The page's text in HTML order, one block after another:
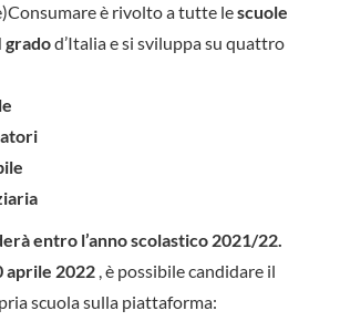
è rivolto a tutte lescuole
gradod’Italia e si sviluppa su quattro
entro l’anno scolastico 2021/22.
aprile 2022 , è possibile candidare il
scuola sulla piattaforma: